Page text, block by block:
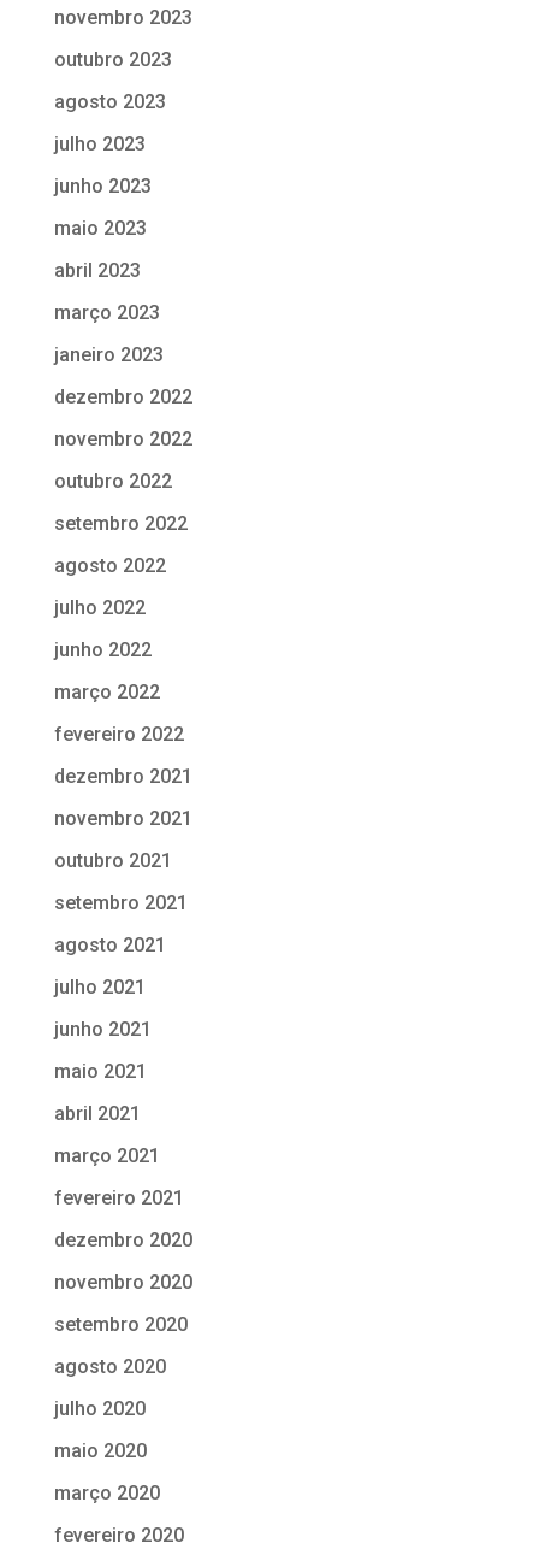
novembro 2023
outubro 2023
agosto 2023
julho 2023
junho 2023
maio 2023
abril 2023
março 2023
janeiro 2023
dezembro 2022
novembro 2022
outubro 2022
setembro 2022
agosto 2022
julho 2022
junho 2022
março 2022
fevereiro 2022
dezembro 2021
novembro 2021
outubro 2021
setembro 2021
agosto 2021
julho 2021
junho 2021
maio 2021
abril 2021
março 2021
fevereiro 2021
dezembro 2020
novembro 2020
setembro 2020
agosto 2020
julho 2020
maio 2020
março 2020
fevereiro 2020